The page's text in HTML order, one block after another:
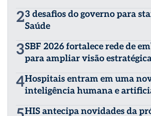
23 desafios do governo para
Saúde
3SBF 2026 fortalece rede de
para ampliar visão
4Hospitais entram em uma
inteligência humana e
HIS antecipa novidades da